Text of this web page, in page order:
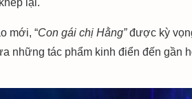
lại.
mới, “Con gái chị Hằng”được kỳ
những tác phẩm kinh điển đến gần